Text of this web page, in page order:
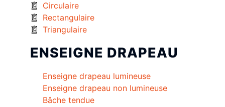
Circulaire
Rectangulaire
Triangulaire
ENSEIGNE DRAPEAU
Enseigne drapeau lumineuse
Enseigne drapeau non lumineuse
Bâche tendue